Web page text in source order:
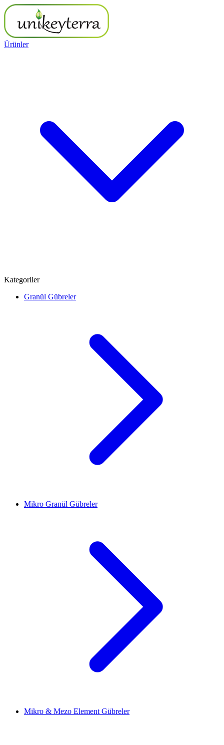
Ürünler
Kategoriler
Granül Gübreler
Mikro Granül Gübreler
Mikro & Mezo Element Gübreler